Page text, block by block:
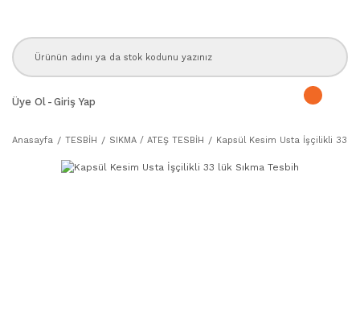
Üye Ol - Giriş Yap
Anasayfa TESBİH SIKMA / ATEŞ TESBİH Kapsül Kesim Usta İşçilikli 33